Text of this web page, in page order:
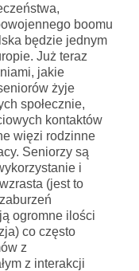
boomu
będzie jednym
Już teraz
jakie
żyje
społecznie,
kontaktów
więzi rodzinne
Seniorzy są
i
(jest to
ogromne ilości
co często
z
z interakcji